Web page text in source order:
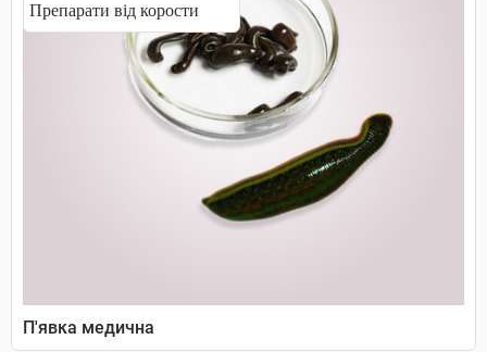
Препарати від корости
П'явка медична